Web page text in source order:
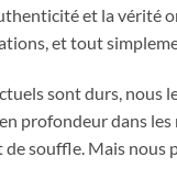
et la
et tout
sont durs, nous
profondeur dans les
souffle. Mais